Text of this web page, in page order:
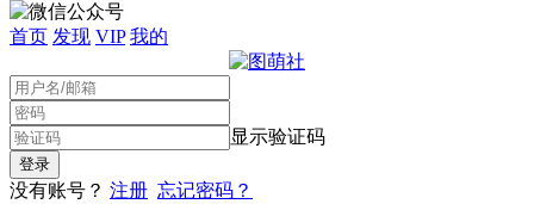
首页 发现 VIP 我的
显示验证码
没有账号？ 注册 忘记密码？